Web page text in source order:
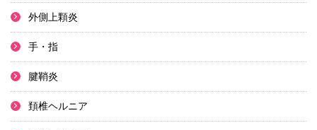
外側上顆炎
手・指
腱鞘炎
頚椎ヘルニア